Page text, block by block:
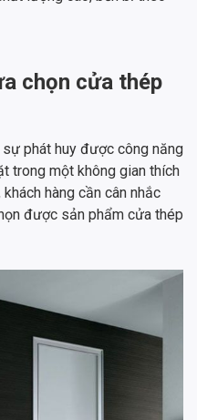
chọn cửa thép
phát huy được công năng
trong một không gian thích
hàng cần cân nhắc
được sản phẩm cửa thép